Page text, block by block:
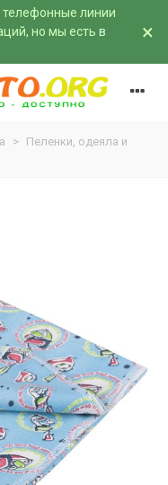
линии
но мы есть в
×
> Пеленки, одеяла и